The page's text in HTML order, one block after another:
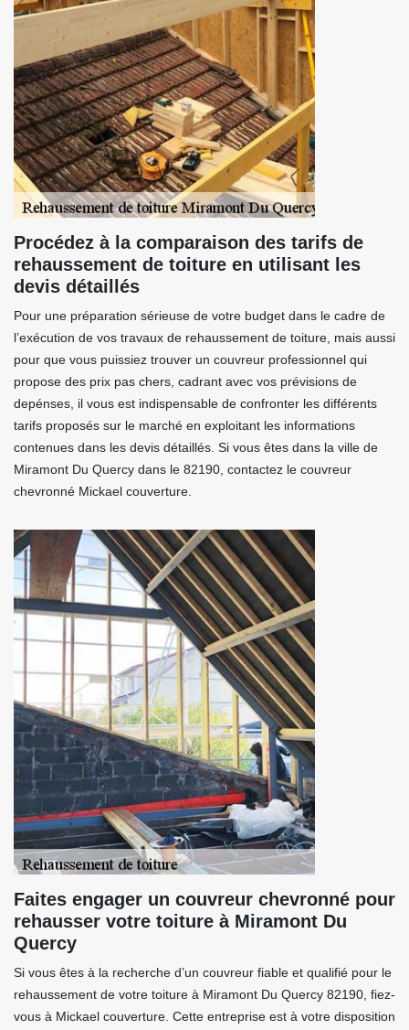
Procédez à la comparaison des tarifs de
rehaussement de toiture en utilisant les
devis détaillés
Pour une préparation sérieuse de votre budget dans le cadre de
l’exécution de vos travaux de rehaussement de toiture, mais aussi
pour que vous puissiez trouver un couvreur professionnel qui
propose des prix pas chers, cadrant avec vos prévisions de
depénses, il vous est indispensable de confronter les différents
tarifs proposés sur le marché en exploitant les informations
contenues dans les devis détaillés. Si vous êtes dans la ville de
Miramont Du Quercy dans le 82190, contactez le couvreur
chevronné Mickael couverture.
Faites engager un couvreur chevronné pour
rehausser votre toiture à Miramont Du
Quercy
Si vous êtes à la recherche d’un couvreur fiable et qualifié pour le
rehaussement de votre toiture à Miramont Du Quercy 82190, fiez-
vous à Mickael couverture. Cette entreprise est à votre disposition